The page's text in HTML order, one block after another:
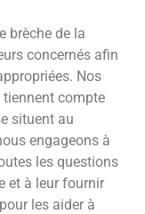
brèche de la
concernés afin
Nos
tiennent compte
situent au
engageons à
les questions
et à leur fournir
les aider à